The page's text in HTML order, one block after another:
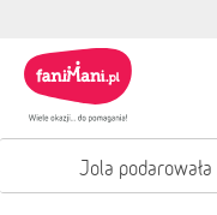
Jola podarowała